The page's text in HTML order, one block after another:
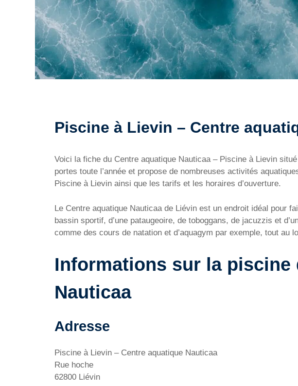
Piscine à Lievin – Centre
Voici la fiche du Centre aquatique Nauticaa – Piscine à Lievin
portes toute l’année et propose de nombreuses activités
Piscine à Lievin ainsi que les tarifs et les horaires d’ouverture.
Le Centre aquatique Nauticaa de Liévin est un endroit idéal pour
bassin sportif, d’une pataugeoire, de toboggans, de jacuzzis et
comme des cours de natation et d’aquagym par exemple, tout au
Informations sur la piscine
Nauticaa
Adresse
Piscine à Lievin – Centre aquatique Nauticaa
Rue hoche
62800 Liévin